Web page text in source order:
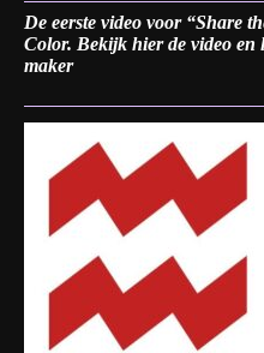
De eerste video voor “Share
Color. Bekijk hier de video en
maker